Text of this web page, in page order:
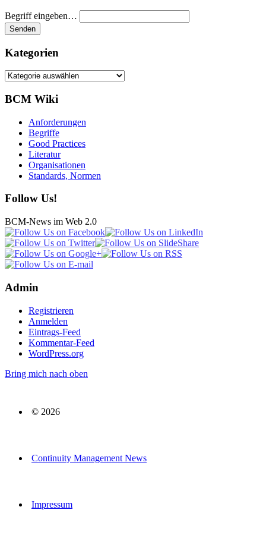
Begriff eingeben…
Kategorien
Kategorien
BCM Wiki
Anforderungen
Begriffe
Good Practices
Literatur
Organisationen
Standards, Normen
Follow Us!
BCM-News im Web 2.0
Admin
Registrieren
Anmelden
Eintrags-Feed
Kommentar-Feed
WordPress.org
Bring mich nach oben
© 2026
Continuity Management News
Impressum